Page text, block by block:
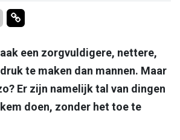
op Whatsapp
via Mail
Delen via link
een zorgvuldigere, nettere,
te maken dan mannen. Maar
Er zijn namelijk tal van dingen
doen, zonder het toe te